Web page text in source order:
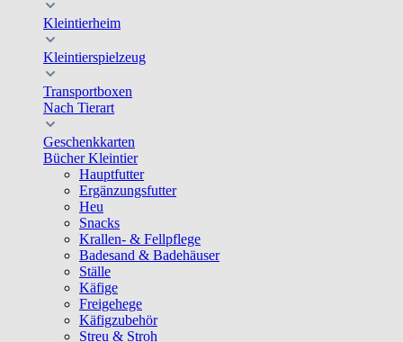
Kleintierheim
Kleintierspielzeug
Transportboxen
Nach Tierart
Geschenkkarten
Bücher Kleintier
Hauptfutter
Ergänzungsfutter
Heu
Snacks
Krallen- & Fellpflege
Badesand & Badehäuser
Ställe
Käfige
Freigehege
Käfigzubehör
Streu & Stroh